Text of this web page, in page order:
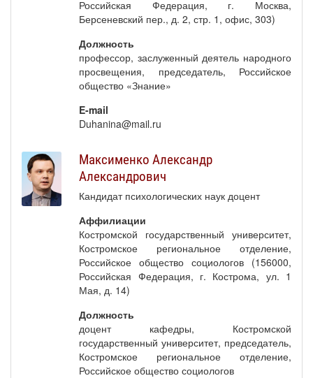
Российская Федерация, г. Москва,
Берсеневский пер., д. 2, стр. 1, офис, 303)
Должность
профессор, заслуженный деятель народного
просвещения, председатель, Российское
общество «Знание»
E-mail
Duhanina@mail.ru
Максименко Александр
Александрович
Кандидат психологических наук доцент
Аффилиации
Костромской государственный университет,
Костромское региональное отделение,
Российское общество социологов (156000,
Российская Федерация, г. Кострома, ул. 1
Мая, д. 14)
Должность
доцент кафедры, Костромской
государственный университет, председатель,
Костромское региональное отделение,
Российское общество социологов